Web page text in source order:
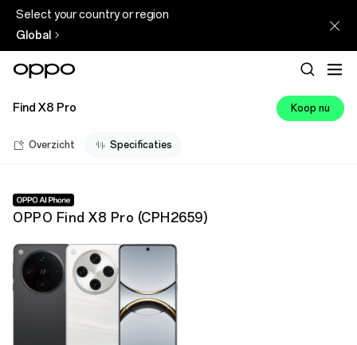
Select your country or region
Global
Find X8 Pro Koop nu
Overzicht Specificaties
OPPO Find X8 Pro (CPH2659)